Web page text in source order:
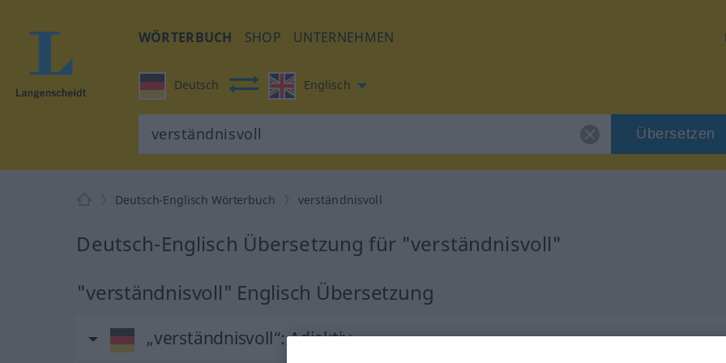
WÖRTERBUCH SHOP UNTERNEHMEN
Deutsch Englisch
Übersetzen
Deutsch-Englisch Wörterbuch verständnisvoll
Deutsch-Englisch Übersetzung für "verständnisvoll"
"verständnisvoll" Englisch Übersetzung
„verständnisvoll“: Adjektiv